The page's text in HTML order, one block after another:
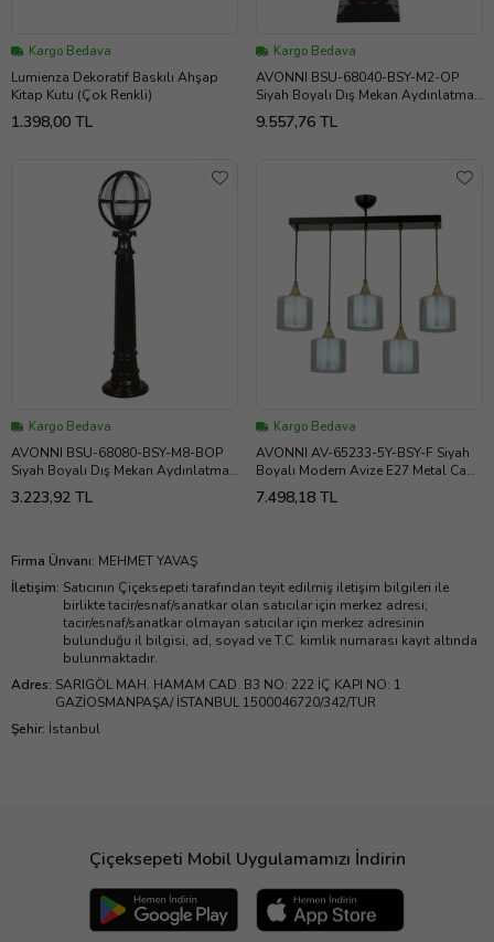
Kargo Bedava
Lumienza Dekoratif Baskılı Ahşap
Kitap Kutu (Çok Renkli)
1.398,00 TL
Kargo Bedava
AVONNI BSU-68040-BSY-M2-OP
Siyah Boyalı Dış Mekan Aydınlatma
E27 Aluminyum Cam 23cm
9.557,76 TL
Kargo Bedava
AVONNI BSU-68080-BSY-M8-BOP
Siyah Boyalı Dış Mekan Aydınlatma
E27 ABS Polietilen Cam 20cm
3.223,92 TL
Kargo Bedava
AVONNI AV-65233-5Y-BSY-F Siyah
Boyalı Modern Avize E27 Metal Cam
75x14cm
7.498,18 TL
Firma Ünvanı: MEHMET YAVAŞ
İletişim: Satıcının Çiçeksepeti tarafından teyit edilmiş iletişim bilgileri ile
birlikte tacir/esnaf/sanatkar olan satıcılar için merkez adresi;
tacir/esnaf/sanatkar olmayan satıcılar için merkez adresinin
bulunduğu il bilgisi, ad, soyad ve T.C. kimlik numarası kayıt altında
bulunmaktadır.
Adres: SARIGÖL MAH. HAMAM CAD. B3 NO: 222 İÇ KAPI NO: 1
GAZİOSMANPAŞA/ İSTANBUL 1500046720/342/TUR
Şehir: İstanbul
Çiçeksepeti Mobil Uygulamamızı İndirin